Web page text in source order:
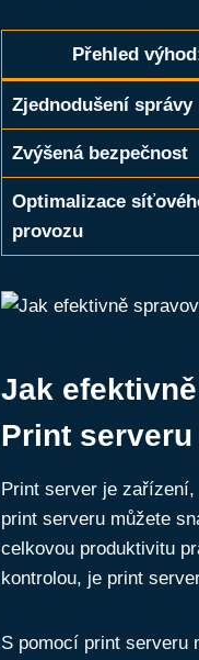
Přehled
Zjednodušení správy
Zvýšená bezpečnost
Optimalizace
provozu
Jak
Print serveru
Print server je
print serveru můžete
celkovou produktivitu
kontrolou, je print
S pomocí print serveru